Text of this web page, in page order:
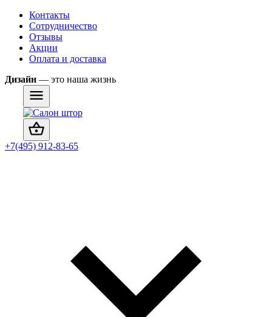
Контакты
Сотрудничество
Отзывы
Акции
Оплата и доставка
Дизайн — это наша жизнь
+7(495) 912-83-65